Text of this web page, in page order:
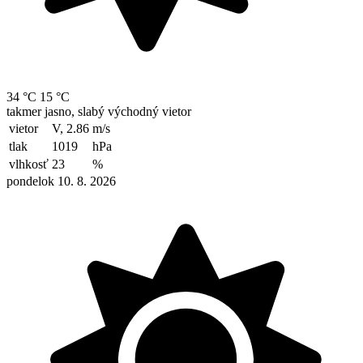
34 °C 15 °C
takmer jasno, slabý východný vietor
vietor
V, 2.86 m/s
tlak
1019
hPa
vlhkosť 23
%
pondelok 10. 8. 2026